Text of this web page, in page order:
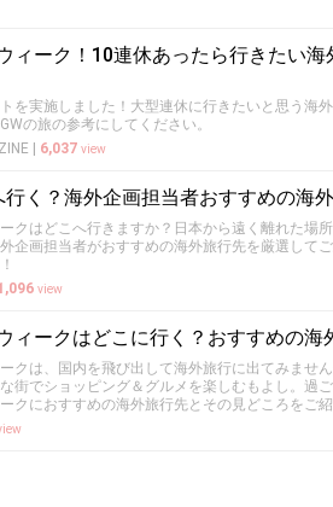
ィーク！10連休あったら行きたい海
を実施しました！大型連休に行きたいと思う海
の旅の参考にしてください。
6,037 view
行く？海外企画担当者おすすめの海
クはどこへ行きますか？日本から遠く離れた場
企画担当者がおすすめの海外旅行先を厳選して
view
ィークはどこに行く？おすすめの海
クは、国内を飛び出して海外旅行に出てみませ
街でショッピング＆グルメを楽しむもよし。過
クにおすすめの海外旅行先とその見どころをご紹